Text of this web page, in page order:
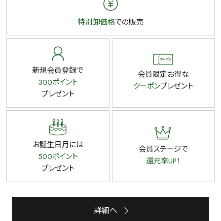
特別卸価格での販売
新規会員登録で
300ポイント
プレゼント
会員限定お得な
クーポンプレゼント
お誕生日月には
500ポイント
プレゼント
会員ステージで
還元率UP！
詳細へ